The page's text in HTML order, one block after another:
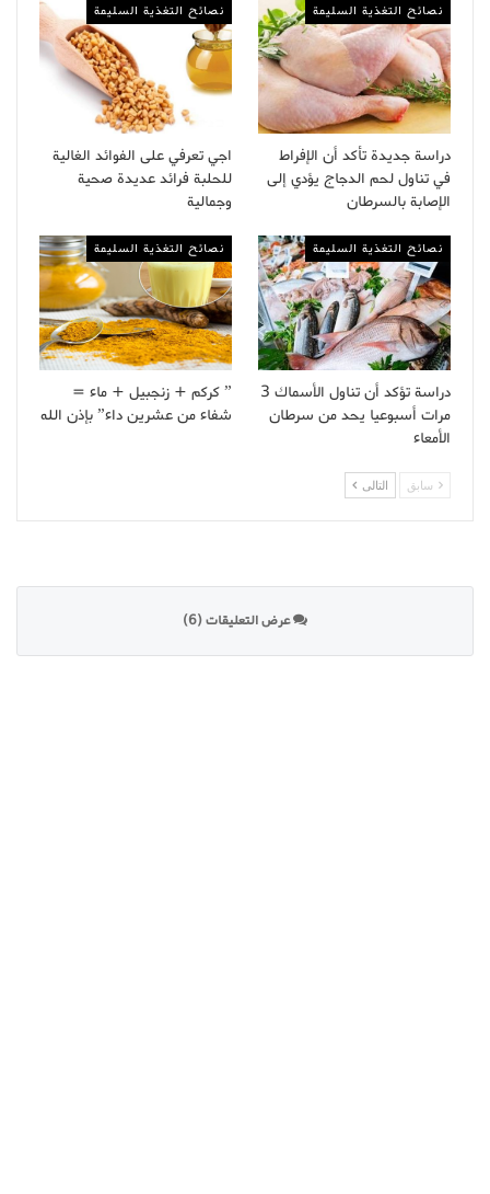
نصائح التغذية السليمة
دراسة جديدة تأكد أن الإفراط
في تناول لحم الدجاج يؤدي إلى
الإصابة بالسرطان
نصائح التغذية السليمة
اجي تعرفي على الفوائد الغالية
للحلبة فرائد عديدة صحية
وجمالية
نصائح التغذية السليمة
دراسة تؤكد أن تناول الأسماك 3
مرات أسبوعيا يحد من سرطان
الأمعاء
نصائح التغذية السليمة
” كركم + زنجبيل + ماء =
شفاء من عشرين داء” بإذن الله
سابق التالى
عرض التعليقات (6)